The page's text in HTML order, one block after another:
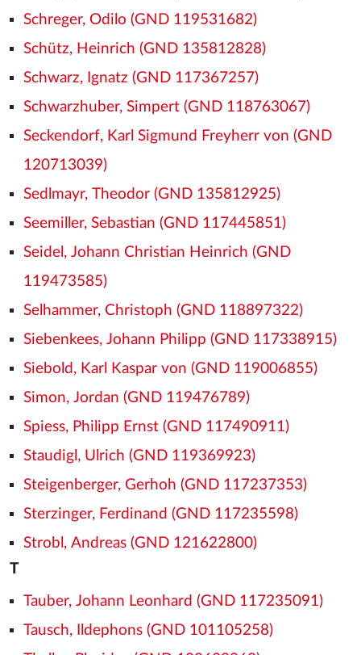
Schreger, Odilo (GND 119531682)
Schütz, Heinrich (GND 135812828)
Schwarz, Ignatz (GND 117367257)
Schwarzhuber, Simpert (GND 118763067)
Seckendorf, Karl Sigmund Freyherr von (GND
120713039)
Sedlmayr, Theodor (GND 135812925)
Seemiller, Sebastian (GND 117445851)
Seidel, Johann Christian Heinrich (GND
119473585)
Selhammer, Christoph (GND 118897322)
Siebenkees, Johann Philipp (GND 117338915)
Siebold, Karl Kaspar von (GND 119006855)
Simon, Jordan (GND 119476789)
Spiess, Philipp Ernst (GND 117490911)
Staudigl, Ulrich (GND 119369923)
Steigenberger, Gerhoh (GND 117237353)
Sterzinger, Ferdinand (GND 117235598)
Strobl, Andreas (GND 121622800)
T
Tauber, Johann Leonhard (GND 117235091)
Tausch, Ildephons (GND 101105258)